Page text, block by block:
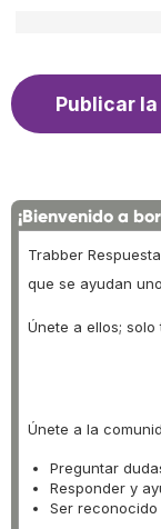
¡Bienvenido a
Trabber
que se ayudan
Únete a ellos;
Únete a la
Preguntar
Responder y
Ser